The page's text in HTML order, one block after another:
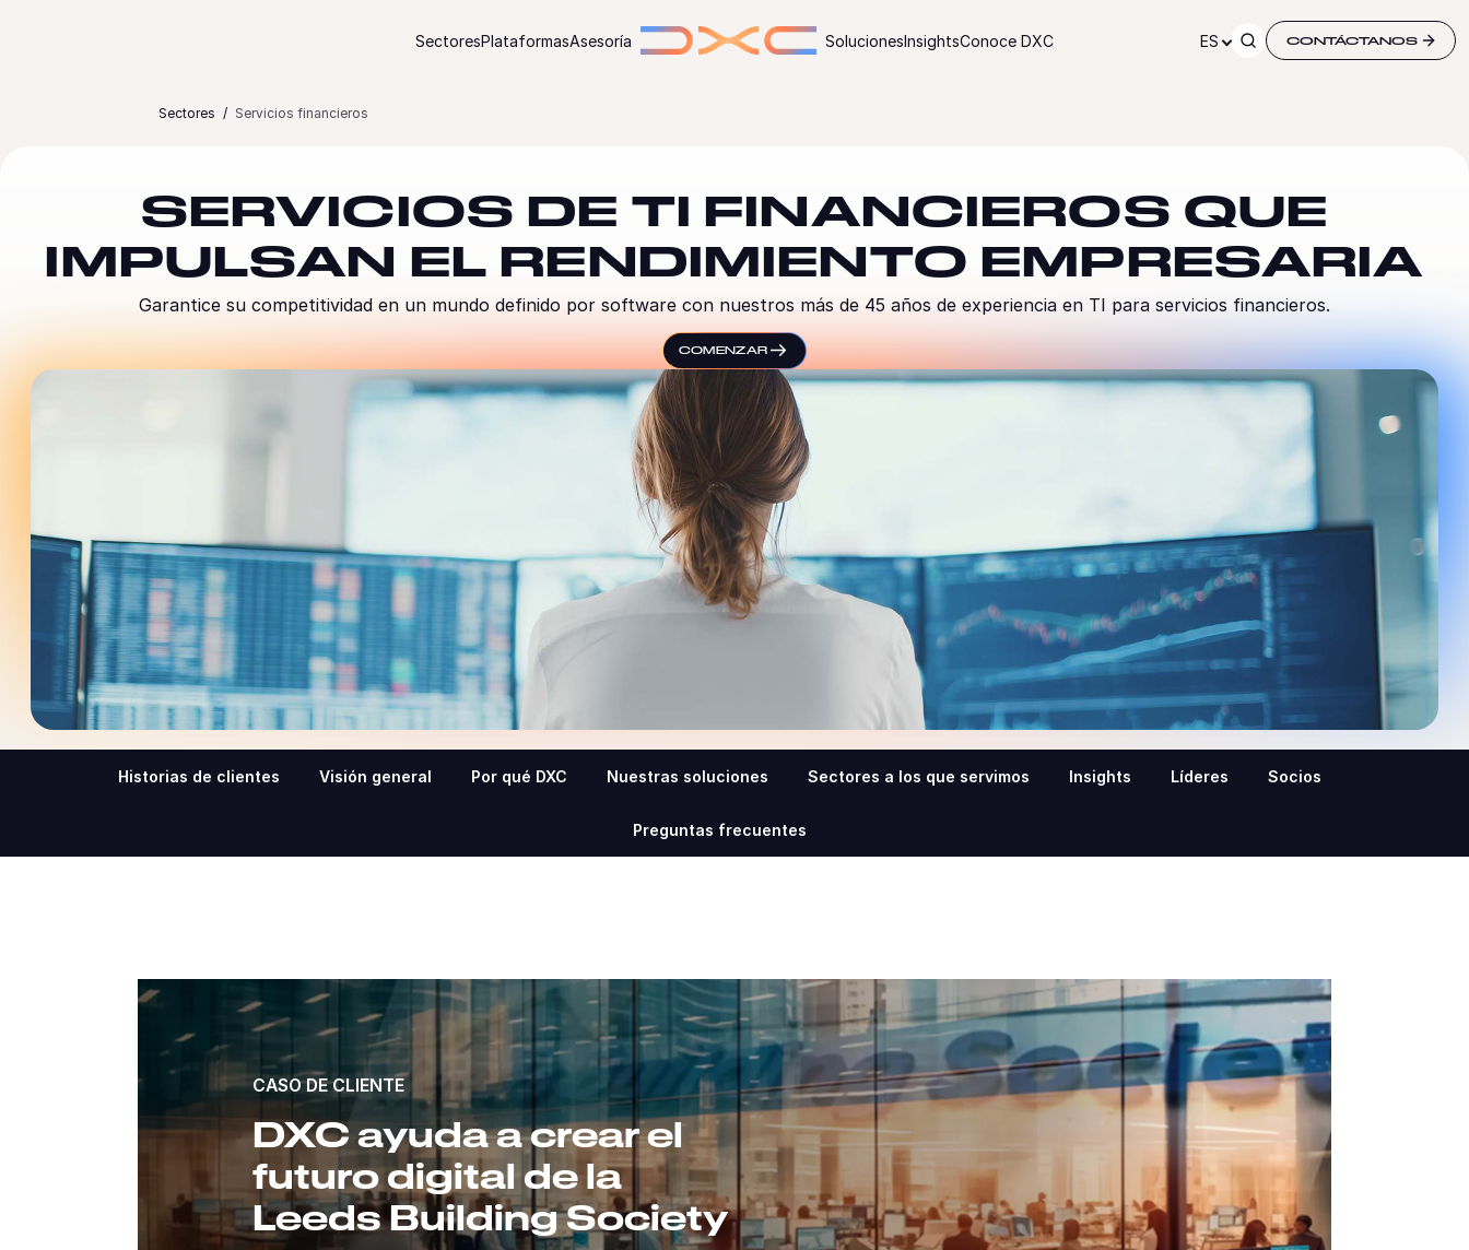
SectoresPlataformasAsesoría SolucionesInsightsConoce DXC ES CONTÁCTANOS
Sectores Servicios financieros
SERVICIOS DE TI FINANCIEROS QUE
IMPULSAN EL RENDIMIENTO EMPRESARIA
Garantice su competitividad en un mundo definido por software con nuestros más de 45 años de experiencia en TI para servicios financieros.
COMENZAR
Historias de clientes Visión general Por qué DXC Nuestras soluciones Sectores a los que servimos Insights Líderes Socios
Preguntas frecuentes
CASO DE CLIENTE
DXC ayuda a crear el
futuro digital de la
Leeds Building Society